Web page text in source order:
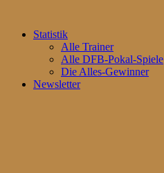
Statistik
Alle Trainer
Alle DFB-Pokal-Spiele
Die Alles-Gewinner
Newsletter